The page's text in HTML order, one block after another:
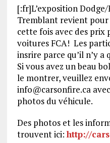
[:fr]L’exposition
Tremblant revient pour
cette fois avec des
voitures FCA! Les
insrire parce qu’il n’y a
Si vous avez un beau
le montrer, veuillez
info@carsonfire.ca
photos du véhicule.
Des photos et les
trouvent ici:http://